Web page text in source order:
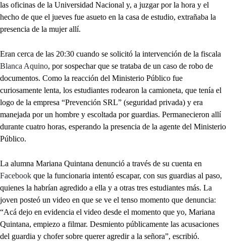
las oficinas de la Universidad Nacional y, a juzgar por la hora y el
hecho de que el jueves fue asueto en la casa de estudio, extrañaba la
presencia de la mujer allí.
Eran cerca de las 20:30 cuando se solicitó la intervención de la fiscala
Blanca Aquino, por sospechar que se trataba de un caso de robo de
documentos. Como la reacción del Ministerio Público fue
curiosamente lenta, los estudiantes rodearon la camioneta, que tenía el
logo de la empresa “Prevención SRL” (seguridad privada) y era
manejada por un hombre y escoltada por guardias. Permanecieron allí
durante cuatro horas, esperando la presencia de la agente del Ministerio
Público.
La alumna Mariana Quintana denunció a través de su cuenta en
Facebook que la funcionaria intentó escapar, con sus guardias al paso,
quienes la habrían agredido a ella y a otras tres estudiantes más. La
joven posteó un video en que se ve el tenso momento que denuncia:
“Acá dejo en evidencia el video desde el momento que yo, Mariana
Quintana, empiezo a filmar. Desmiento públicamente las acusaciones
del guardia y chofer sobre querer agredir a la señora”, escribió.